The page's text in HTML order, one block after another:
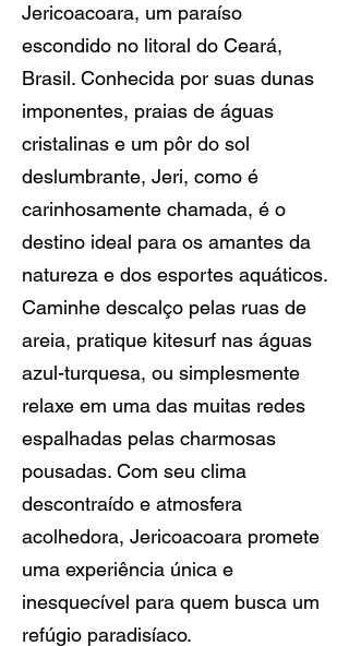
Jericoacoara, um paraíso
escondido no litoral do Ceará,
Brasil. Conhecida por suas dunas
imponentes, praias de águas
cristalinas e um pôr do sol
deslumbrante, Jeri, como é
carinhosamente chamada, é o
destino ideal para os amantes da
natureza e dos esportes aquáticos.
Caminhe descalço pelas ruas de
areia, pratique kitesurf nas águas
azul-turquesa, ou simplesmente
relaxe em uma das muitas redes
espalhadas pelas charmosas
pousadas. Com seu clima
descontraído e atmosfera
acolhedora, Jericoacoara promete
uma experiência única e
inesquecível para quem busca um
refúgio paradisíaco.